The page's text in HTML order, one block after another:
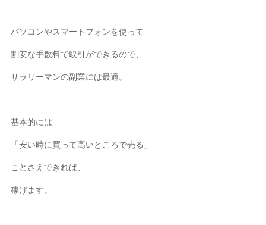
パソコンやスマートフォンを使って
割安な手数料で取引ができるので、
サラリーマンの副業には最適。
基本的には
「安い時に買って高いところで売る」
ことさえできれば、
稼げます。